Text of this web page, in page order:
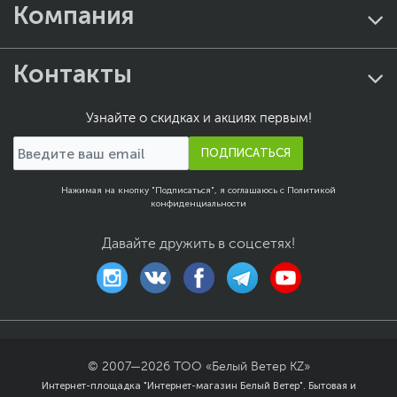
sFCOT: прибл. за 23 сек.,
Функции копирования:
изображения,
копирование без полей,
копирование 2 и 4
странице, копирование
со стиранием рамки,
удостоверений
личности
Поддерживаемые
Windows 7 SP1
Компания
Контакты
Узнайте о скидках и акциях первым!
ПОДПИСАТЬСЯ
Нажимая на кнопку "Подписаться", я соглашаюсь с Политикой
конфиденциальности
Давайте дружить в соцсетях!
© 2007—2026
ТОО «Белый Ветер KZ»
Интернет-площадка "Интернет-магазин Белый Ветер". Бытовая и